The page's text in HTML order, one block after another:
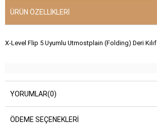
ÜRÜN ÖZELLIKLERI
X-Level Flip 5 Uyumlu Utmostplain (Folding) Deri Kılıf
YORUMLAR(0)
ÖDEME SEÇENEKLERI